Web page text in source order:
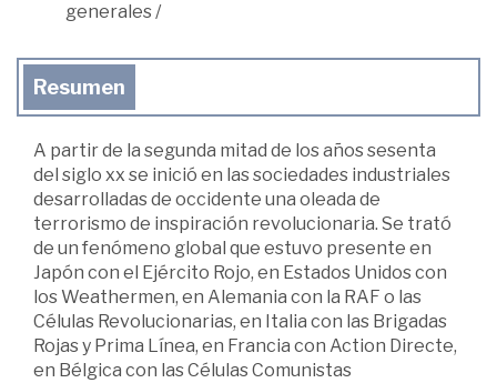
generales/
Resumen
A partir de la segunda mitad de los años sesenta
del siglo xx se inició en las sociedades industriales
desarrolladas de occidente una oleada de
terrorismo de inspiración revolucionaria. Se trató
de un fenómeno global que estuvo presente en
Japón con el Ejército Rojo, en Estados Unidos con
los Weathermen, en Alemania con la RAF o las
Células Revolucionarias, en Italia con las Brigadas
Rojas y Prima Línea, en Francia con Action Directe,
en Bélgica con las Células Comunistas